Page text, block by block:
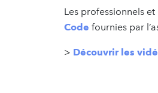
Les professionnels
Code fournies par
> Découvrir les